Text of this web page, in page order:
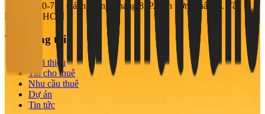
708-710-712 Cách Mạng Tháng 8, P. Tân Sơn Nhất, Q. Tân
Bình, TP. HCM
Về chúng tôi
Giới thiệu
Tin cho thuê
Nhu cầu thuê
Dự án
Tin tức